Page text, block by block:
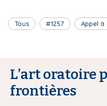
Tous #1257 Appel à
L’art oratoire
frontières